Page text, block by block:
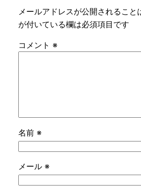
メールアドレスが公開されること
が付いている欄は必須項目です
コメント ※
名前 ※
メール ※